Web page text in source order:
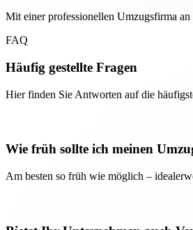
Mit einer professionellen Umzugsfirma
FAQ
Häufig gestellte Fragen
Hier finden Sie Antworten auf die
Wie früh sollte ich meinen
Am besten so früh wie möglich –